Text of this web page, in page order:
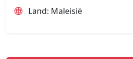
Land: Maleisië